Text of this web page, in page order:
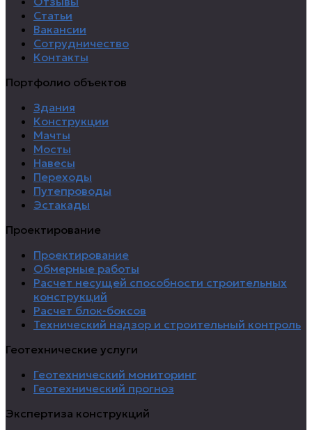
Статьи
Вакансии
Сотрудничество
Контакты
Портфолио объектов
Здания
Конструкции
Мачты
Мосты
Навесы
Переходы
Путепроводы
Эстакады
Проектирование
Проектирование
Обмерные работы
Расчет несущей способности строительных
конструкций
Расчет блок-боксов
Технический надзор и строительный контроль
Геотехнические услуги
Геотехнический мониторинг
Геотехнический прогноз
Экспертиза конструкций